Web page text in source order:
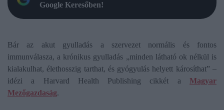
Google Keresőben!
Bár az akut gyulladás a szervezet normális és fontos
immunválasza, a krónikus gyulladás „minden látható ok nélkül is
kialakulhat, élethosszig tarthat, és gyógyulás helyett károsíthat” –
idézi a Harvard Health Publishing cikkét a Magyar
Mezőgazdaság.